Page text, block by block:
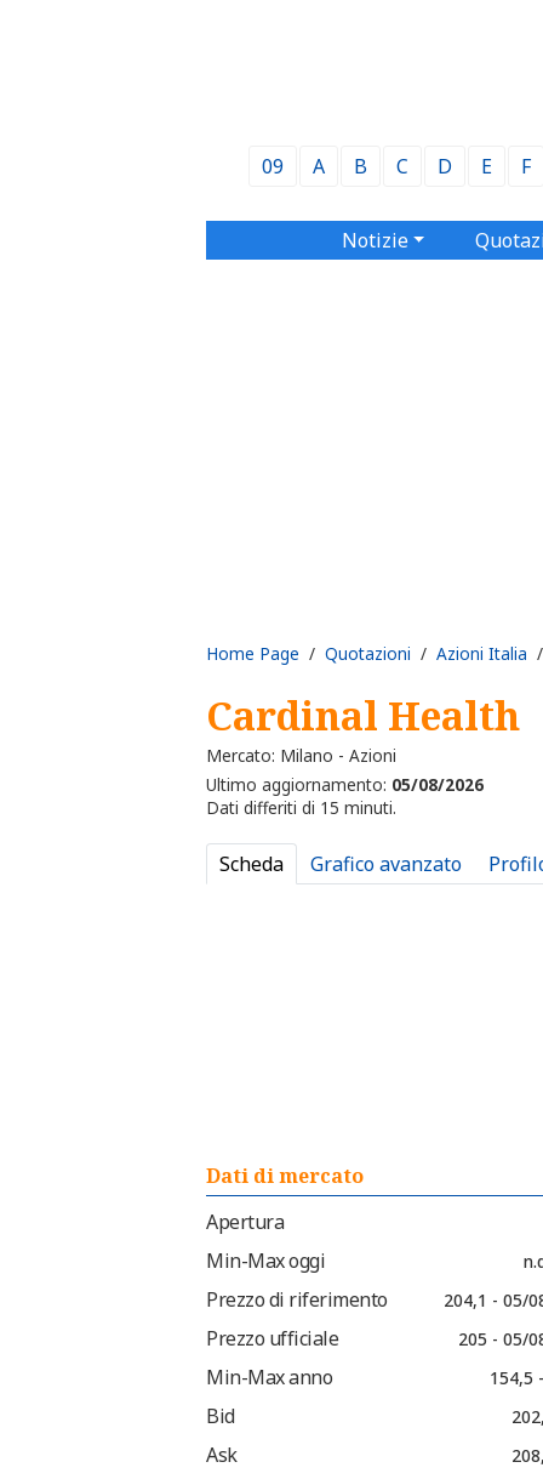
09 A B C D E F
Notizie
Home Page / Quotazioni / Azioni Italia
Cardinal Health
Mercato: Milano - Azioni
Ultimo aggiornamento: 05/08/2026
Dati differiti di 15 minuti.
Scheda Grafico avanzato
Dati di mercato
Apertura
Min-Max oggi
Prezzo di riferimento 204,1 - 05/
Prezzo ufficiale 205 - 05/
Min-Max anno 154,5
Bid
Ask